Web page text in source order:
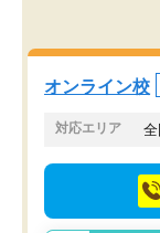
を的確に指導
くりするほど
塾を受けていま
つ成績も上がり
てきたので、さ
でお願いしまし
オンライン校
対応エリア 全